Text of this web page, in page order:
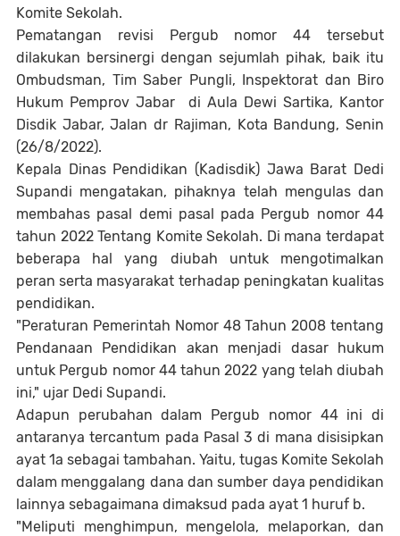
Komite Sekolah.
Pematangan revisi Pergub nomor 44 tersebut
dilakukan bersinergi dengan sejumlah pihak, baik itu
Ombudsman, Tim Saber Pungli, Inspektorat dan Biro
Hukum Pemprov Jabar di Aula Dewi Sartika, Kantor
Disdik Jabar, Jalan dr Rajiman, Kota Bandung, Senin
(26/8/2022).
Kepala Dinas Pendidikan (Kadisdik) Jawa Barat Dedi
Supandi mengatakan, pihaknya telah mengulas dan
membahas pasal demi pasal pada Pergub nomor 44
tahun 2022 Tentang Komite Sekolah. Di mana terdapat
beberapa hal yang diubah untuk mengotimalkan
peran serta masyarakat terhadap peningkatan kualitas
pendidikan.
"Peraturan Pemerintah Nomor 48 Tahun 2008 tentang
Pendanaan Pendidikan akan menjadi dasar hukum
untuk Pergub nomor 44 tahun 2022 yang telah diubah
ini," ujar Dedi Supandi.
Adapun perubahan dalam Pergub nomor 44 ini di
antaranya tercantum pada Pasal 3 di mana disisipkan
ayat 1a sebagai tambahan. Yaitu, tugas Komite Sekolah
dalam menggalang dana dan sumber daya pendidikan
lainnya sebagaimana dimaksud pada ayat 1 huruf b.
"Meliputi menghimpun, mengelola, melaporkan, dan